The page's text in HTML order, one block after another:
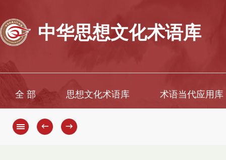
中华思想文化术语库
全 部 思想文化术语库 术语当代应用库
← →